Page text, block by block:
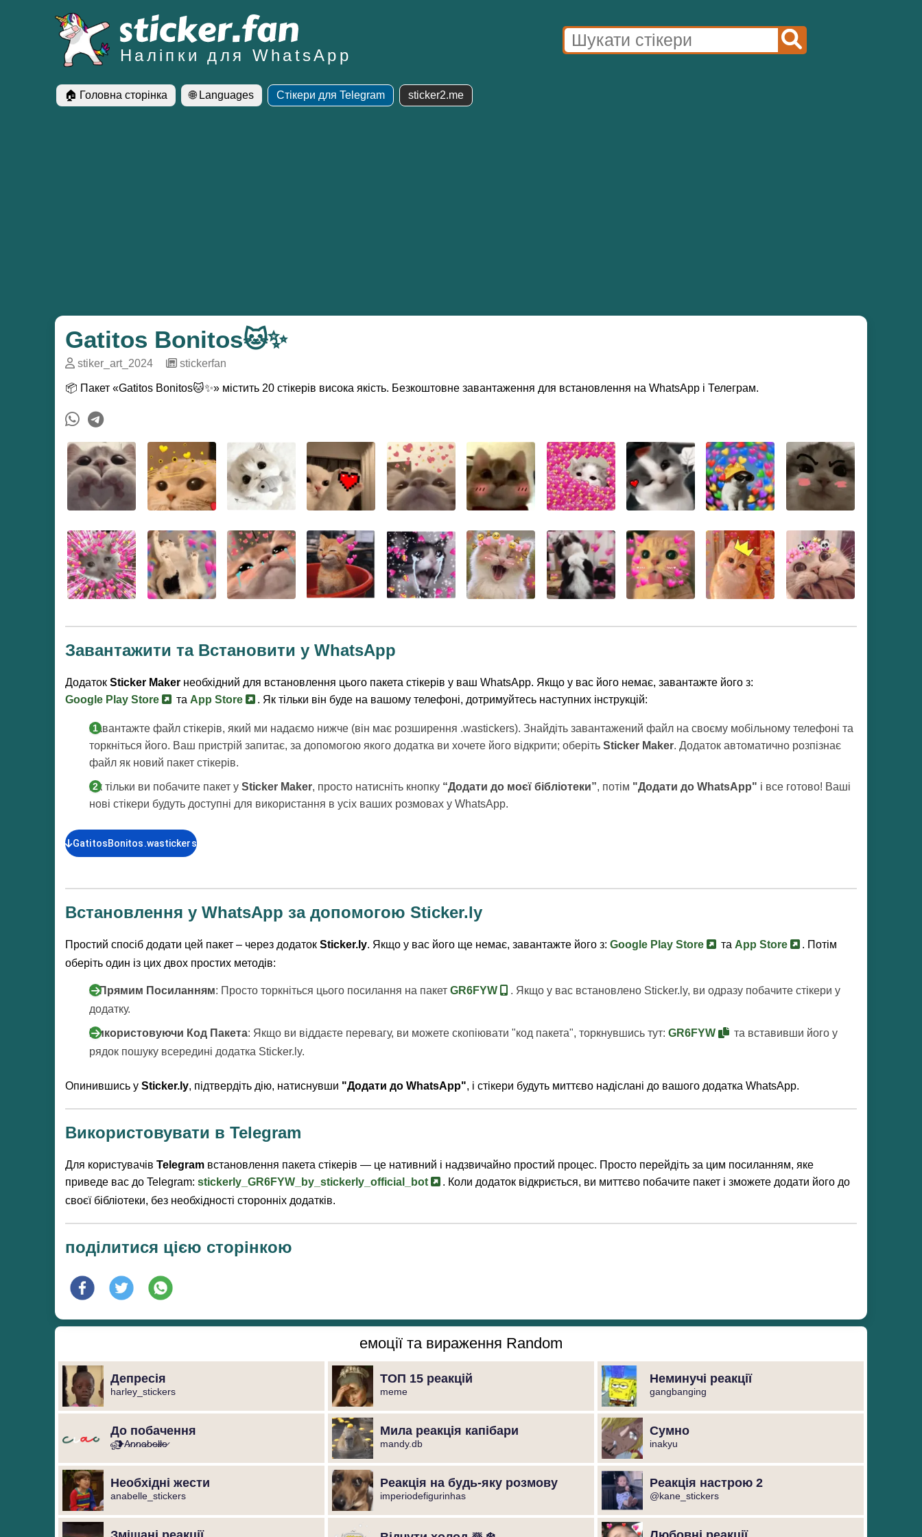
Наліпки для WhatsApp
🏠 Головна сторінка 🌐 Languages Стікери для Telegram sticker2.me
Gatitos Bonitos🐱✨
stiker_art_2024 stickerfan
📦 Пакет «Gatitos Bonitos🐱✨» містить 20 стікерів висока якість. Безкоштовне завантаження для встановлення на WhatsApp і Телеграм.
Завантажити та Встановити у WhatsApp
Додаток Sticker Maker необхідний для встановлення цього пакета стікерів у ваш WhatsApp. Якщо у вас його немає, завантажте його з:
Google Play Store
та App Store . Як тільки він буде на вашому телефоні, дотримуйтесь наступних інструкцій:
Завантажте файл стікерів, який ми надаємо нижче (він має розширення .wastickers). Знайдіть завантажений файл на своєму мобільному телефоні та
торкніться його. Ваш пристрій запитає, за допомогою якого додатка ви хочете його відкрити; оберіть Sticker Maker. Додаток автоматично розпізнає
файл як новий пакет стікерів.
Як тільки ви побачите пакет у Sticker Maker, просто натисніть кнопку “Додати до моєї бібліотеки”, потім "Додати до WhatsApp" і все готово! Ваші
нові стікери будуть доступні для використання в усіх ваших розмовах у WhatsApp.
GatitosBonitos.wastickers
Встановлення у WhatsApp за допомогою Sticker.ly
Простий спосіб додати цей пакет – через додаток Sticker.ly. Якщо у вас його ще немає, завантажте його з: Google Play Store та App Store
. Потім
оберіть один із цих двох простих методів:
З Прямим Посиланням: Просто торкніться цього посилання на пакет GR6FYW
. Якщо у вас встановлено Sticker.ly, ви одразу побачите стікери у
додатку.
Використовуючи Код Пакета: Якщо ви віддаєте перевагу, ви можете скопіювати "код пакета", торкнувшись тут: GR6FYW
та вставивши його у
рядок пошуку всередині додатка Sticker.ly.
Опинившись у Sticker.ly, підтвердіть дію, натиснувши "Додати до WhatsApp", і стікери будуть миттєво надіслані до вашого додатка WhatsApp.
Використовувати в Telegram
Для користувачів Telegram встановлення пакета стікерів — це нативний і надзвичайно простий процес. Просто перейдіть за цим посиланням, яке
приведе вас до Telegram: stickerly_GR6FYW_by_stickerly_official_bot
. Коли додаток відкриється, ви миттєво побачите пакет і зможете додати його до
своєї бібліотеки, без необхідності сторонніх додатків.
поділитися цією сторінкою
емоції та вираження Random
Депресія
harley_stickers
ТОП 15 реакцій
meme
Неминучі реакції
gangbanging
До побачення
ஓீ͜͜͡❥A̷n̷n̷a̷b̷e̷l̷l̷e̷
Мила реакція капібари
mandy.db
Сумно
inakyu
Необхідні жести
anabelle_stickers
Реакція на будь-яку розмову
imperiodefigurinhas
Реакція настрою 2
@kane_stickers